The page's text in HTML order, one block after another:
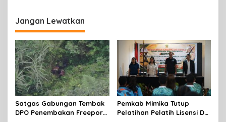
Rakyat
Jangan Lewatkan
Satgas Gabungan Tembak
DPO Penembakan Freeport
Pemkab Mimika Tutup
Pelatihan Pelatih Lisensi D